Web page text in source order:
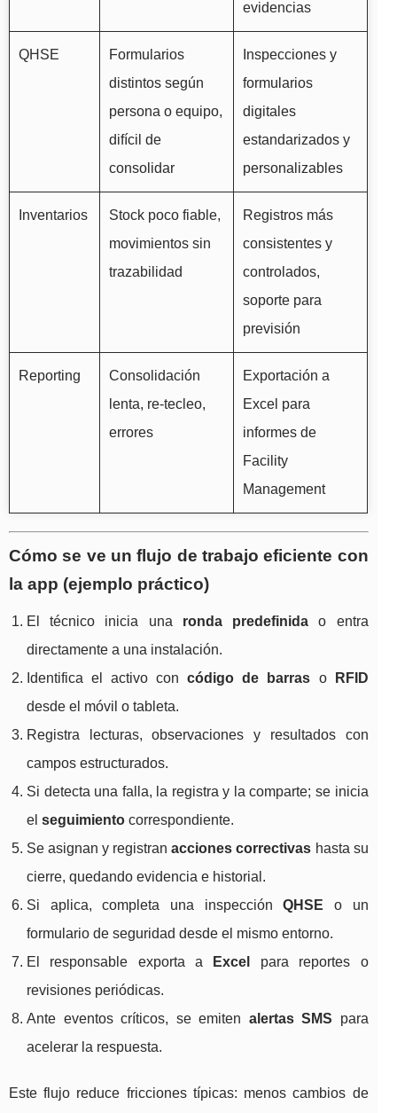
evidencias
QHSE
Formularios
distintos según
persona o equipo,
difícil de
consolidar
Inspecciones y
formularios
digitales
estandarizados y
personalizables
Inventarios
Stock poco fiable,
movimientos sin
trazabilidad
Registros más
consistentes y
controlados,
soporte para
previsión
Reporting
Consolidación
lenta, re-tecleo,
errores
Exportación a
Excel para
informes de
Facility
Management
Cómo se ve un flujo de trabajo eficiente con
la app (ejemplo práctico)
El técnico inicia una ronda predefinida o entra
directamente a una instalación.
Identifica el activo concódigo de barras o
RFID
desde el móvil o tableta.
Registra lecturas, observaciones y resultados con
campos estructurados.
Si detecta una falla, la registra y la comparte; se inicia
el seguimiento correspondiente.
Se asignan y registranacciones correctivas hasta su
cierre, quedando evidencia e historial.
Si aplica, completa una inspecciónQHSE o un
formulario de seguridad desde el mismo entorno.
El responsable exporta a
Excel
para reportes o
revisiones periódicas.
Ante eventos críticos, se emiten alertas SMS para
acelerar la respuesta.
Este flujo reduce fricciones típicas: menos cambios de